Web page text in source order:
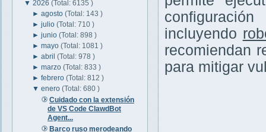
▼ 2026 (Total: 6135 )
►agosto(Total: 143 )
►julio(Total: 710 )
►junio(Total: 898 )
►mayo(Total: 1081 )
►abril(Total: 978 )
►marzo(Total: 833 )
►febrero(Total: 812 )
▼enero(Total: 680 )
Cuidado con la extensión
de VS Code ClawdBot
Agent...
Barco ruso merodeando
incluyendo
recomiendan
para mitigar